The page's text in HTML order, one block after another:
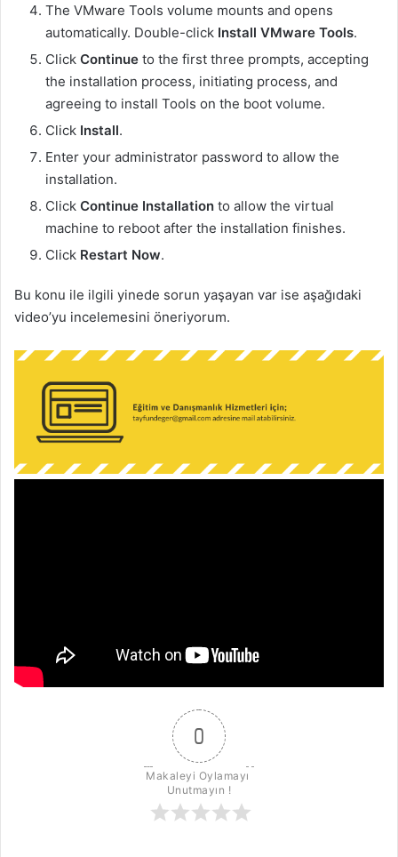
The VMware Tools volume mounts and opens
automatically. Double-click Install VMware Tools.
Click Continue to the first three prompts, accepting
the installation process, initiating process, and
agreeing to install Tools on the boot volume.
Click Install.
Enter your administrator password to allow the
installation.
Click Continue Installation to allow the virtual
machine to reboot after the installation finishes.
Click Restart Now.
Bu konu ile ilgili yinede sorun yaşayan var ise aşağıdaki
video’yu incelemesini öneriyorum.
0
Makaleyi Oylamayı
Unutmayın !